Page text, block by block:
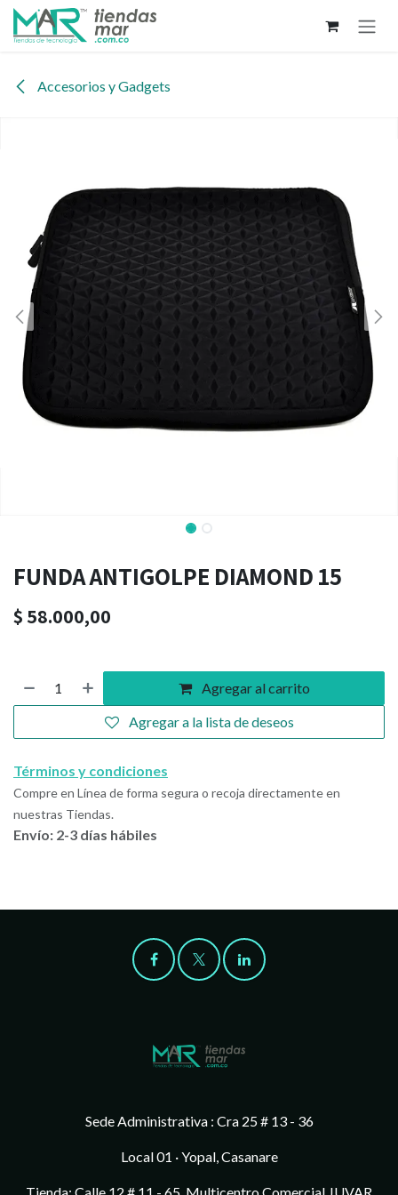
Ir al contenido
Accesorios y Gadgets
FUNDA ANTIGOLPE DIAMOND 15
$ 58.000,00
Agregar al carrito
Agregar a la lista de deseos
Términos y condiciones
Compre en Línea de forma segura o recoja directamente en
nuestras Tiendas.
Envío: 2-3 días hábiles
Sede Administrativa : Cra 25 # 13 - 36
Local 01 · Yopal, Casanare